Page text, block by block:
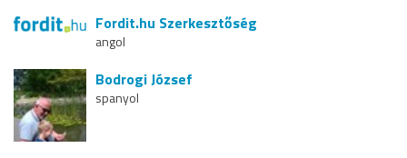
Fordit.hu Szerkesztőség
angol
Bodrogi József
spanyol